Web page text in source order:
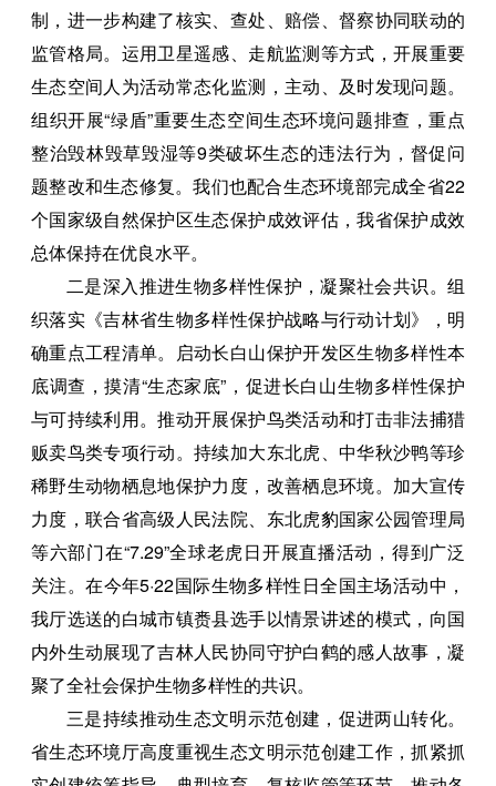
制，进一步构建了核实、查处、赔偿、督察协同联动的
监管格局。运用卫星遥感、走航监测等方式，开展重要
生态空间人为活动常态化监测，主动、及时发现问题。
组织开展“绿盾”重要生态空间生态环境问题排查，重点
整治毁林毁草毁湿等9类破坏生态的违法行为，督促问
题整改和生态修复。我们也配合生态环境部完成全省22
个国家级自然保护区生态保护成效评估，我省保护成效
总体保持在优良水平。
二是深入推进生物多样性保护，凝聚社会共识。组
织落实《吉林省生物多样性保护战略与行动计划》，明
确重点工程清单。启动长白山保护开发区生物多样性本
底调查，摸清“生态家底”，促进长白山生物多样性保护
与可持续利用。推动开展保护鸟类活动和打击非法捕猎
贩卖鸟类专项行动。持续加大东北虎、中华秋沙鸭等珍
稀野生动物栖息地保护力度，改善栖息环境。加大宣传
力度，联合省高级人民法院、东北虎豹国家公园管理局
等六部门在“7.29”全球老虎日开展直播活动，得到广泛
关注。在今年5·22国际生物多样性日全国主场活动中，
我厅选送的白城市镇赉县选手以情景讲述的模式，向国
内外生动展现了吉林人民协同守护白鹤的感人故事，凝
聚了全社会保护生物多样性的共识。
三是持续推动生态文明示范创建，促进两山转化。
省生态环境厅高度重视生态文明示范创建工作，抓紧抓